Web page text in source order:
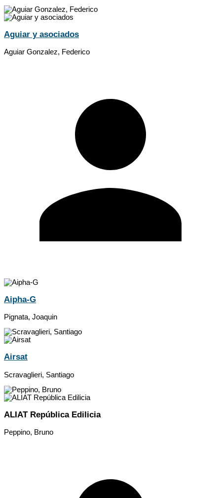
Aguiar y asociados
Aguiar Gonzalez, Federico
Aipha-G
Pignata, Joaquin
Airsat
Scravaglieri, Santiago
ALIAT República Edilicia
Peppino, Bruno